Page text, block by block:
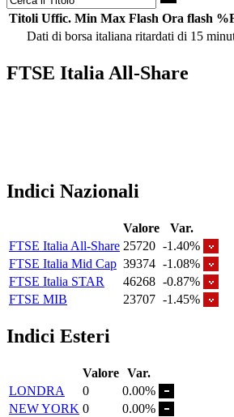
Titoli Uffic. Min Max Flash Ora flash
Dati di borsa italiana ritardati di 15
FTSE Italia All-Share
Indici Nazionali
Valore
Var.
FTSE Italia All-Share 25720 -1.40%
FTSE Italia Mid Cap 39374 -1.08%
FTSE Italia STAR
46268 -0.87%
FTSE MIB
23707 -1.45%
Indici Esteri
Valore Var.
LONDRA
0
0.00%
NEW YORK 0
0.00%